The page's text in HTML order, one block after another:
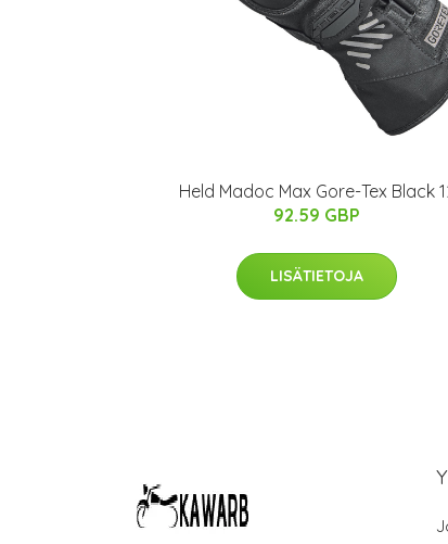
Held Madoc Max Gore-Tex Black
92.59 GBP
LISÄTIETOJA